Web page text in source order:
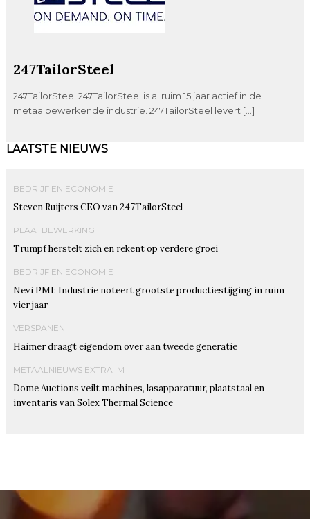
247TailorSteel
247TailorSteel 247TailorSteel is al ruim 15 jaar actief in de
metaalbewerkende industrie. 247TailorSteel levert […]
LAATSTE NIEUWS
BEDRIJF EN ECONOMIE
Steven Ruijters CEO van 247TailorSteel
PLAATBEWERKING
Trumpf herstelt zich en rekent op verdere groei
BEDRIJF EN ECONOMIE
Nevi PMI: Industrie noteert grootste productiestijging in ruim
vier jaar
VERSPANEN
Haimer draagt eigendom over aan tweede generatie
METAALNIEUWS EXTRA IM
Dome Auctions veilt machines, lasapparatuur, plaatstaal en
inventaris van Solex Thermal Science